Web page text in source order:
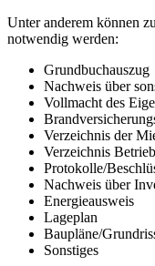
Unter anderem können
notwendig werden:
Grundbuchauszug
Nachweis über
Vollmacht des
Verzeichnis der
Verzeichnis
Protokolle/
Nachweis über
Energieausweis
Lageplan
Baupläne/
Sonstiges